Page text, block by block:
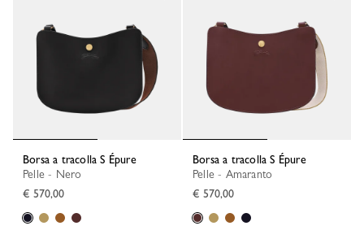
Borsa a tracolla S Épure
Pelle - Nero
€ 570,00
Borsa a tracolla S Épure
Pelle - Amaranto
€ 570,00